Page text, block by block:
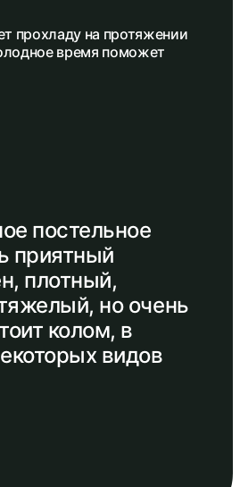
прохладу на протяжении
время поможет
постельное
приятный
плотный,
но очень
колом, в
видов